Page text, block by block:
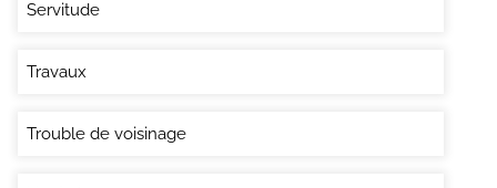
Servitude
Travaux
Trouble de voisinage